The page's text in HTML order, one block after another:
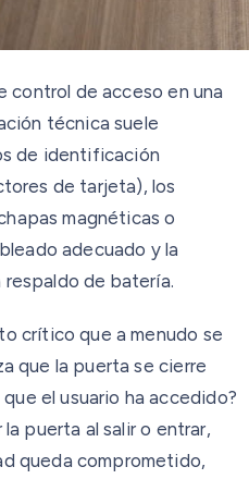
control de acceso en una
técnica suele
de identificación
de tarjeta), los
magnéticas o
adecuado y la
de batería.
crítico que a menudo se
que la puerta se cierre
el usuario ha accedido?
puerta al salir o entrar,
queda comprometido,